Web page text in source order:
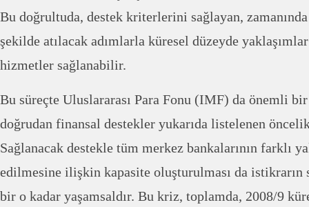
Bu doğrultuda, destek kriterlerini sağlayan,
şekilde atılacak adımlarla küresel düzeyde
hizmetler sağlanabilir.
Bu süreçte Uluslararası Para Fonu (IMF) da önemli
doğrudan finansal destekler yukarıda listelenen
Sağlanacak destekle tüm merkez bankalarının farklı
edilmesine ilişkin kapasite oluşturulması da istikrarın
bir o kadar yaşamsaldır. Bu kriz, toplamda, 2008/9